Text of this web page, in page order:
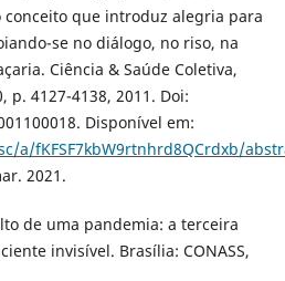
conceito que introduz alegria para
se no diálogo, no riso, na
Ciência & Saúde Coletiva,
p. 4127-4138, 2011. Doi:
Disponível em:
a/fKFSF7kbW9rtnhrd8QCrdxb/
2021.
de uma pandemia: a terceira
invisível. Brasília: CONASS,